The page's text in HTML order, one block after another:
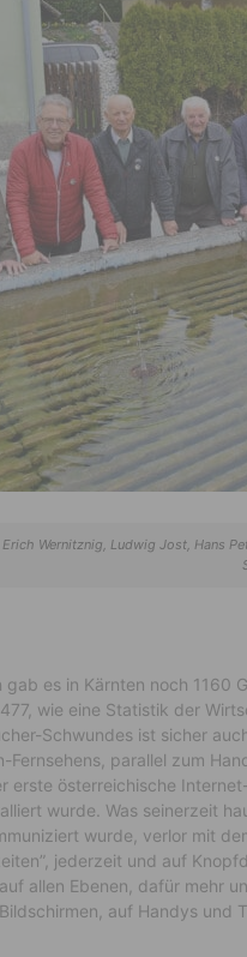
Erich Wernitznig, Ludwig Jost, Hans
gab es in Kärnten noch 1160
wie eine Statistik der
Schwundes ist sicher
Fernsehens, parallel zum
erste österreichische
wurde. Was seinerzeit
wurde, verlor mit
jederzeit und auf
allen Ebenen, dafür mehr
auf Handys und